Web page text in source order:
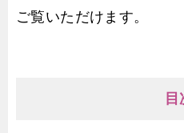
ご覧いただけます。
目